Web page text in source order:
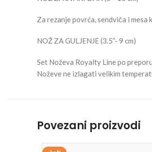
Za rezanje povrća, sendviča i mesa
NOŽ ZA GULJENJE (3.5”- 9 cm)
Set Noževa Royalty Line po
Noževe ne izlagati velikim
Povezani proizvodi